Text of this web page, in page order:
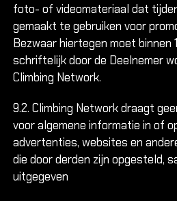
foto- of videomateriaal dat
gemaakt te gebruiken voor
Bezwaar hiertegen moet binnen
schriftelijk door de Deelnemer
Climbing Network.
9.2. Climbing Network draagt
voor algemene informatie in of
advertenties, websites en
die door derden zijn opgesteld,
uitgegeven